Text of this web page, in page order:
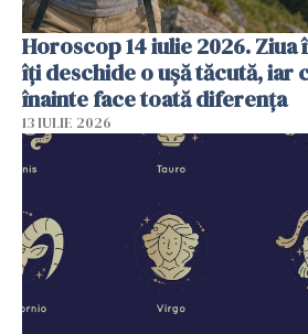
Horoscop 14 iulie 2026. Ziua
îți deschide o ușă tăcută, iar
înainte face toată diferența
13 IULIE 2026